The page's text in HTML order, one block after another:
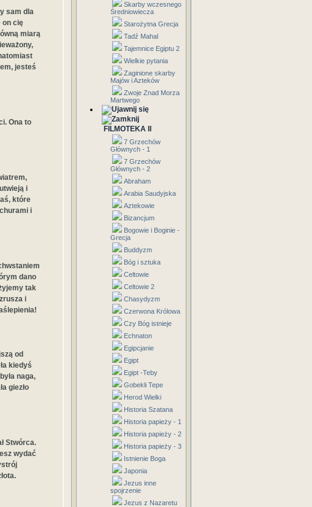
sam dla
on cię
miarą
jesteś
Ona to
i
które
i
dano
tak
i
od
kiedyś
naga,
giezło
Stwórca.
wydać
Skarby wczesnego
Średniowiecza
Starożytna Grecja
Tadź Mahal
Tajemnice Egiptu 2
Wielkie pytania
Zaginione skarby
Majów i Azteków
Zwoje Znad Morza
Martwego
FILMOTEKA II
7 Grzechów
Głównych - 1
7 Grzechów
Głównych - 2
Abraham
Arabia Saudyjska
Aztekowie
Bizancjum
Bogowie i Boginie -
Grecja
Buddyzm
Bóg i sztuka
Celtowie
Celtowie 2
Chasydyzm
Czerwona Królowa
Czy Bóg istnieje
Echnaton
Egipcjanie
Egipt
Egipt -Teby
Gobekli Tepe
Herod Wielki
Historia Szatana
Historia papieży - 1
Historia papieży - 2
Historia papieży - 3
Istnienie Boga
Japonia
Jezus inne
spojrzenie
Jezus z Nazaretu